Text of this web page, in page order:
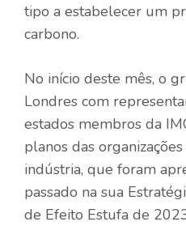
tipo a estabelecer um
carbono.
No início deste mês, o
Londres com
estados membros da
planos das
indústria, que foram
passado na sua
de Efeito Estufa de